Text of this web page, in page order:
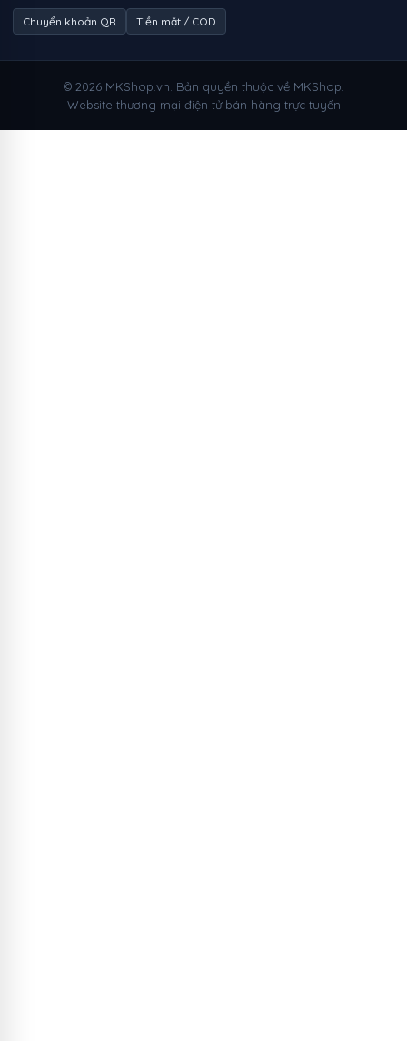
Chuyển khoản QR Tiền mặt / COD
© 2026 MKShop.vn. Bản quyền thuộc về MKShop.
Website thương mại điện tử bán hàng trực tuyến